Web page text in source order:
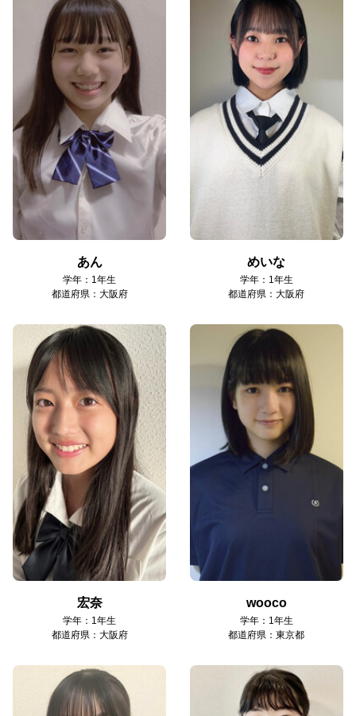
あん
学年：1年生
都道府県：大阪府
めいな
学年：1年生
都道府県：大阪府
宏奈
学年：1年生
都道府県：大阪府
wooco
学年：1年生
都道府県：東京都